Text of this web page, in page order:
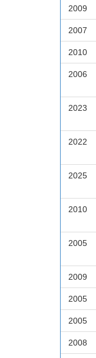
2009
2007
2010
2006
2023
2022
2025
2010
2005
2009
2005
2005
2008